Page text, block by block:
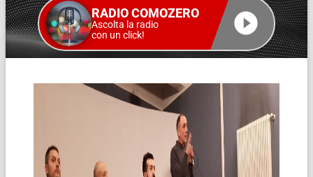
RADIO COMOZERO
Ascolta la radio
con un click!